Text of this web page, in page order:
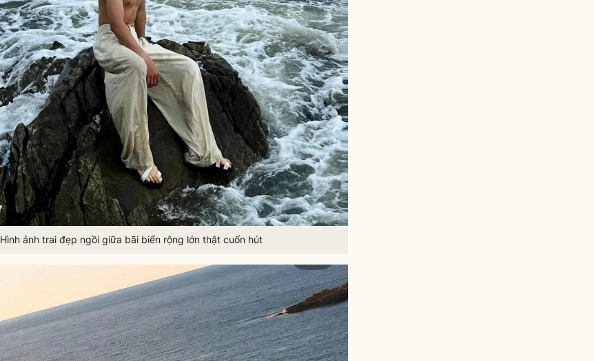
Hình ảnh trai đẹp ngồi giữa bãi biển rộng lớn thật cuốn hút